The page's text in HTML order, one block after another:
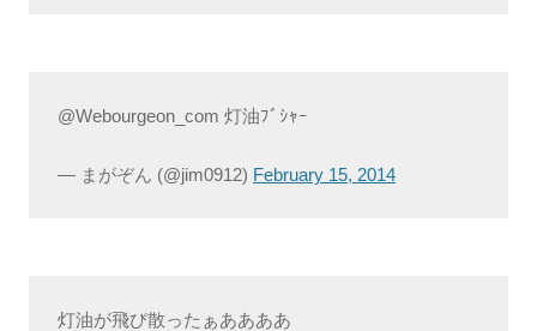
@Webourgeon_com 灯油ﾌﾞｼｬｰ
— まがぞん (@jim0912) February 15, 2014
灯油が飛び散ったぁああああ